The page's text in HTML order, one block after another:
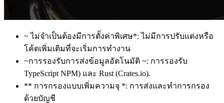
~ ไม่จําเป็นต้องมีการตั้งค่าพิเศษ*: ไม่มีการปรับแต่งหรือ
โค้ดเพิ่มเติมที่จะเริ่มการทํางาน
~การรองรับการส่งข้อมูลอัตโนมัติ ~: การรองรับ
TypeScript NPM) และ Rust (Crates.io).
** การกรองแบบเพิ่มความจุ *: การส่งและทําการกรอง
ด้วยบัญชี